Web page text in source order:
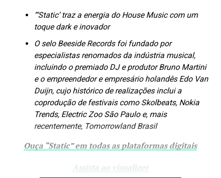
“‘Static’ traz a energia do House Music com um
toque dark e inovador
O selo Beeside Records foi fundado por
especialistas renomados da indústria musical,
incluindo o premiado DJ e produtor Bruno Martini
e o empreendedor e empresário holandês Edo Van
Duijn, cujo histórico de realizações inclui a
coprodução de festivais como Skolbeats, Nokia
Trends, Electric Zoo São Paulo e, mais
recentemente, Tomorrowland Brasil
Ouça “Static” em todas as plataformas digitais